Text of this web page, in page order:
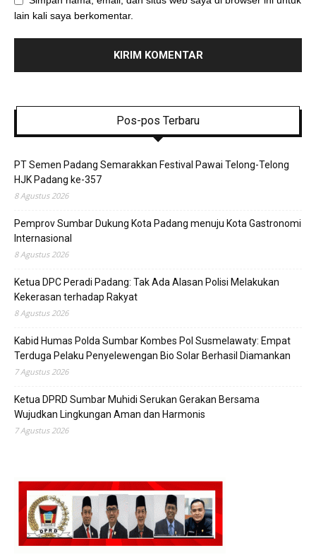
lain kali saya berkomentar.
Pos-pos Terbaru
PT Semen Padang Semarakkan Festival Pawai Telong-Telong
HJK Padang ke-357
8 Agustus 2026
Pemprov Sumbar Dukung Kota Padang menuju Kota Gastronomi
Internasional
8 Agustus 2026
Ketua DPC Peradi Padang: Tak Ada Alasan Polisi Melakukan
Kekerasan terhadap Rakyat
8 Agustus 2026
Kabid Humas Polda Sumbar Kombes Pol Susmelawaty: Empat
Terduga Pelaku Penyelewengan Bio Solar Berhasil Diamankan
7 Agustus 2026
Ketua DPRD Sumbar Muhidi Serukan Gerakan Bersama
Wujudkan Lingkungan Aman dan Harmonis
7 Agustus 2026